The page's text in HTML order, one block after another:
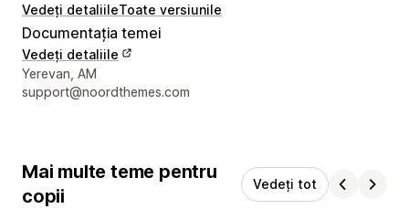
Vedeți detaliileToate versiunile
Documentația temei
Vedeți detaliile
Detaliile de contact ale designerului
Yerevan, AM
support@noordthemes.com
Mai multe teme pentru
copii
Vedeți tot